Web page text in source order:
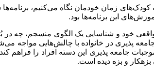
زمان خودمان نگاه می‌کنیم، برنامه‌ها
این برنامه‌ها بود.
خود و شناسایی یک الگوی منسجم، چه در
پذیری در خانواده با چالش‌هایی مواجه
جامعه پذیری این دسته افراد را فراهم
و بزه دیده است.